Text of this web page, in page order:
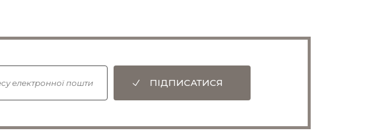
ПІДПИСАТИСЯ